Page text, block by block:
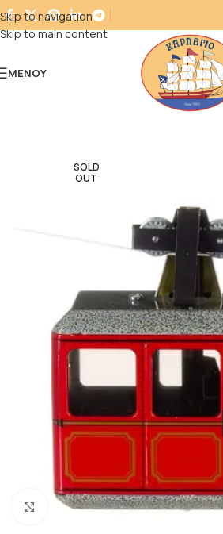
Skip to navigation
Skip to main content
ΜΕΝΟΎ
SOLD
OUT
Κάντε κλικ για μεγέθυνση